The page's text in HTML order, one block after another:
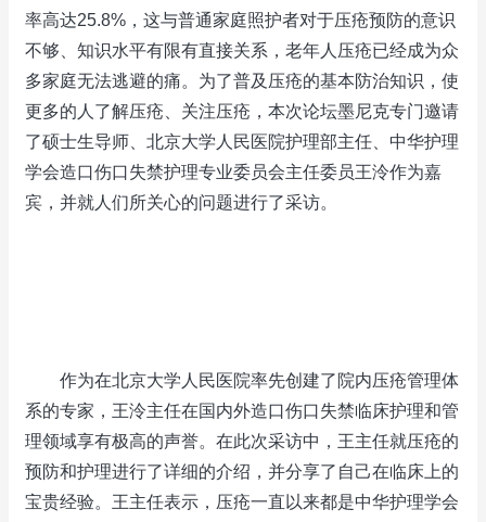
率高达25.8%，这与普通家庭照护者对于压疮预防的意识
不够、知识水平有限有直接关系，老年人压疮已经成为众
多家庭无法逃避的痛。为了普及压疮的基本防治知识，使
更多的人了解压疮、关注压疮，本次论坛墨尼克专门邀请
了硕士生导师、北京大学人民医院护理部主任、中华护理
学会造口伤口失禁护理专业委员会主任委员王泠作为嘉
宾，并就人们所关心的问题进行了采访。
作为在北京大学人民医院率先创建了院内压疮管理体
系的专家，王泠主任在国内外造口伤口失禁临床护理和管
理领域享有极高的声誉。在此次采访中，王主任就压疮的
预防和护理进行了详细的介绍，并分享了自己在临床上的
宝贵经验。王主任表示，压疮一直以来都是中华护理学会